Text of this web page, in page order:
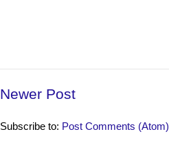
Newer Post
Subscribe to: Post Comments (Atom)